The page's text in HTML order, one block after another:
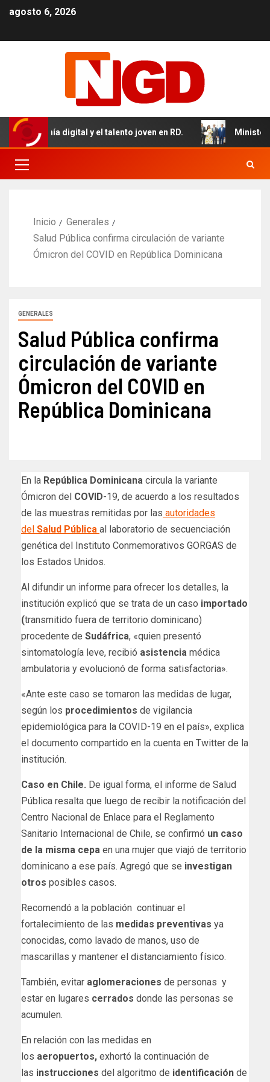
agosto 6, 2026
digital y el talento joven en RD. Ministerio de
Inicio
Generales
Salud Pública confirma circulación de variante
Ómicron del COVID en República Dominicana
GENERALES
Salud Pública confirma
circulación de variante
Ómicron del COVID en
República Dominicana
En la República Dominicana circula la variante
Ómicron del COVID-19, de acuerdo a los resultados
de las muestras remitidas por las autoridades
del Salud Pública al laboratorio de secuenciación
genética del Instituto Conmemorativos GORGAS de
los Estados Unidos.
Al difundir un informe para ofrecer los detalles, la
institución explicó que se trata de un caso importado
(transmitido fuera de territorio dominicano)
procedente de Sudáfrica, «quien presentó
sintomatología leve, recibió asistencia médica
ambulatoria y evolucionó de forma satisfactoria».
«Ante este caso se tomaron las medidas de lugar,
según los procedimientos de vigilancia
epidemiológica para la COVID-19 en el país», explica
el documento compartido en la cuenta en Twitter de la
institución.
Caso en Chile. De igual forma, el informe de Salud
Pública resalta que luego de recibir la notificación del
Centro Nacional de Enlace para el Reglamento
Sanitario Internacional de Chile, se confirmó un caso
de la misma cepa en una mujer que viajó de territorio
dominicano a ese país. Agregó que se investigan
otros posibles casos.
Recomendó a la población continuar el
fortalecimiento de las medidas preventivas ya
conocidas, como lavado de manos, uso de
mascarillas y mantener el distanciamiento físico.
También, evitar aglomeraciones de personas y
estar en lugares cerrados donde las personas se
acumulen.
En relación con las medidas en
los aeropuertos, exhortó la continuación de
las instrucciones del algoritmo de identificación de